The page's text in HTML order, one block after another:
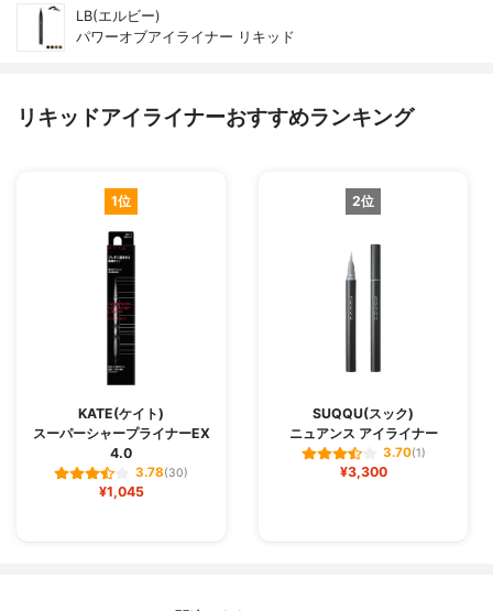
LB(エルビー)
パワーオブアイライナー リキッド
リキッドアイライナーおすすめランキング
1位
KATE(ケイト)
スーパーシャープライナーEX
4.0
3.78(30)
¥1,045
2位
SUQQU(スック)
ニュアンス アイライナー
3.70(1)
¥3,300